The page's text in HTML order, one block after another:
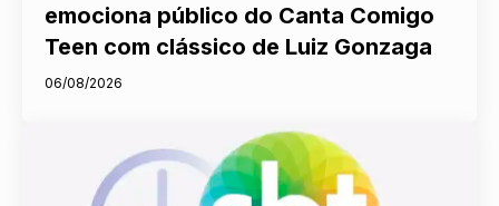
emociona público do Canta Comigo
Teen com clássico de Luiz Gonzaga
06/08/2026